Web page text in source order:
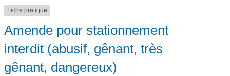
Fiche pratique
Amende pour stationnement
interdit (abusif, gênant, très
gênant, dangereux)